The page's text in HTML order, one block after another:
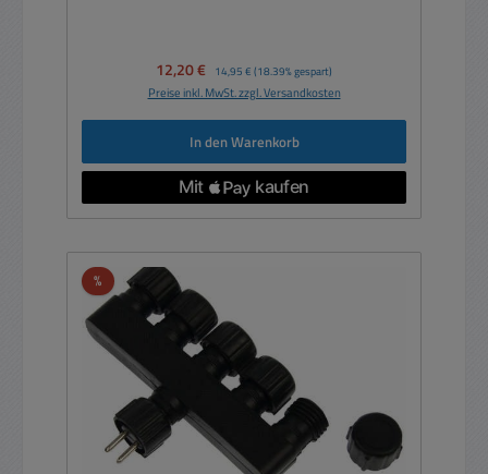
Verkaufspreis:
12,20 € Regulärer Preis:
14,95 € (18.39% gespart)
Preise inkl. MwSt. zzgl. Versandkosten
In den Warenkorb
%Rabatt